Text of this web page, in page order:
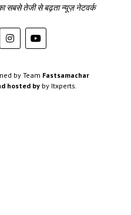
सबसे तेजी से बढ़ता न्यूज़ नेटवर्क
by Team Fastsamachar
hosted byby Itxperts.